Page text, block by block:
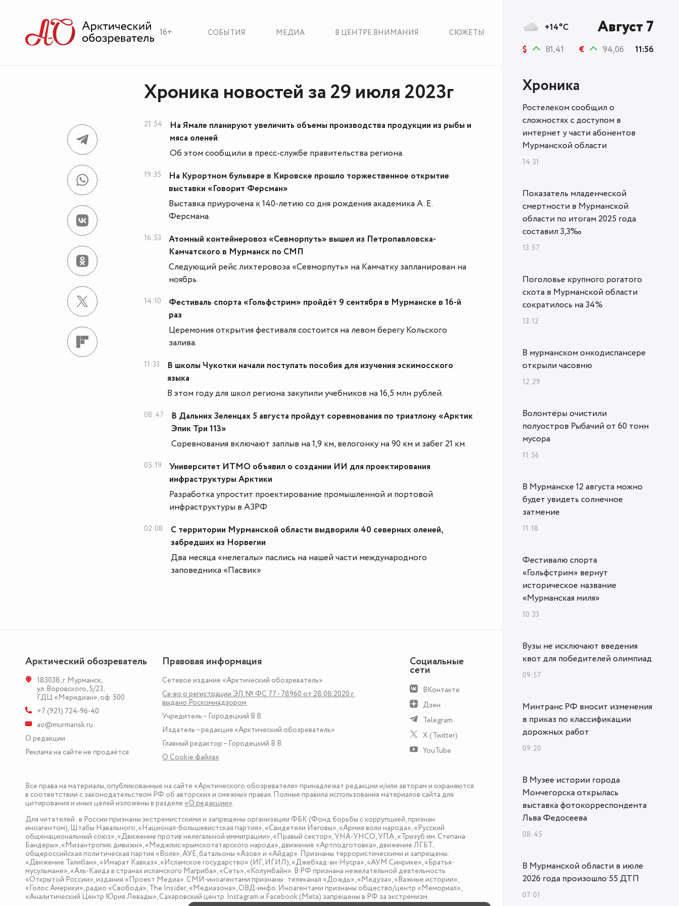
16+ СОБЫТИЯ МЕДИА В ЦЕНТРЕ ВНИМАНИЯ СЮЖЕТЫ
Хроника новостей за 29 июля 2023г
21:54
На Ямале планируют увеличить объемы производства продукции из рыбы и
мяса оленей
Об этом сообщили в пресс-службе правительства региона.
19:35
На Курортном бульваре в Кировске прошло торжественное открытие
выставки «Говорит Ферсман»
Выставка приурочена к 140-летию со дня рождения академика А. Е.
Ферсмана.
16:53
Атомный контейнеровоз «Севморпуть» вышел из Петропавловска-
Камчатского в Мурманск по СМП
Следующий рейс лихтеровоза «Севморпуть» на Камчатку запланирован на
ноябрь.
14:10
Фестиваль спорта «Гольфстрим» пройдёт 9 сентября в Мурманске в 16-й
раз
Церемония открытия фестиваля состоится на левом берегу Кольского
залива.
11:33
В школы Чукотки начали поступать пособия для изучения эскимосского
языка
В этом году для школ региона закупили учебников на 16,5 млн рублей.
08:47
В Дальних Зеленцах 5 августа пройдут соревнования по триатлону «Арктик
Эпик Три 113»
Соревнования включают заплыв на 1,9 км, велогонку на 90 км и забег 21 км.
05:19
Университет ИТМО объявил о создании ИИ для проектирования
инфраструктуры Арктики
Разработка упростит проектирование промышленной и портовой
инфраструктуры в АЗРФ
02:08
С территории Мурманской области выдворили 40 северных оленей,
забредших из Норвегии
Два месяца «нелегалы» паслись на нашей части международного
заповедника «Пасвик»
Арктический обозреватель
183038,г. Мурманск,
ул. Воровского, 5/23,
ГДЦ «Меридиан», оф. 500
+7 (921) 724-96-40
ao@murmansk.ru
О редакции
Реклама на сайте не продаётся
Правовая информация
Сетевое издание «Арктический обозреватель»
Св-во о регистрации ЭЛ № ФС 77 - 78960 от 28.08.2020 г.
выдано Роскомнадзором
Учредитель – Городецкий В.В.
Издатель – редакция «Арктический обозреватель»
Главный редактор – Городецкий В.В.
О Сookie файлах
Социальные
сети
ВКонтакте
Дзен
Telegram
X (Twitter)
YouTube
Все права на материалы, опубликованные на сайте «Арктического обозревателя» принадлежат редакции и/или авторам и охраняются
в соответствии с законодательством РФ об авторских и смежных правах. Полные правила использования материалов сайта для
цитирования и иных целей изложены в разделе«О редакции».
Для читателей: в России признаны экстремистскими и запрещены организации ФБК (Фонд борьбы с коррупцией, признан
иноагентом), Штабы Навального, «Национал-большевистская партия», «Свидетели Иеговы», «Армия воли народа», «Русский
общенациональный союз», «Движение против нелегальной иммиграции», «Правый сектор», УНА-УНСО, УПА, «Тризуб им. Степана
Бандеры», «Мизантропик дивижн», «Меджлис крымскотатарского народа», движение «Артподготовка», движение ЛГБТ,
общероссийская политическая партия «Воля», АУЕ, батальоны «Азов» и «Айдар». Признаны террористическими и запрещены:
«Движение Талибан», «Имарат Кавказ», «Исламское государство» (ИГ, ИГИЛ), «Джебхад-ан-Нусра», «АУМ Синрике», «Братья-
мусульмане», «Аль-Каида в странах исламского Магриба», «Сеть», «Колумбайн». В РФ признана нежелательной деятельность
«Открытой России», издания «Проект Медиа». СМИ-иноагентами признаны: телеканал «Дождь», «Медуза», «Важные истории»,
«Голос Америки», радио «Свобода», The Insider, «Медиазона», ОВД-инфо. Иноагентами признаны общество/центр «Мемориал»,
«Аналитический Центр Юрия Левады», Сахаровский центр. Instagram и Facebook (Metа) запрещены в РФ за экстремизм.
+14°C Август 7
$ 81,41 € 94,06 11:56
Хроника
Ростелеком сообщил о
сложностях с доступом в
интернет у части абонентов
Мурманской области
14:31
Показатель младенческой
смертности в Мурманской
области по итогам 2025 года
составил 3,3‰
13:57
Поголовье крупного рогатого
скота в Мурманской области
сократилось на 34%
13:12
В мурманском онкодиспансере
открыли часовню
12:29
Волонтёры очистили
полуостров Рыбачий от 60 тонн
мусора
11:56
В Мурманске 12 августа можно
будет увидеть солнечное
затмение
11:18
Фестивалю спорта
«Гольфстрим» вернут
историческое название
«Мурманская миля»
10:33
Вузы не исключают введения
квот для победителей олимпиад
09:57
Минтранс РФ вносит изменения
в приказ по классификации
дорожных работ
09:20
В Музее истории города
Мончегорска открылась
выставка фотокорреспондента
Льва Федосеева
08:45
В Мурманской области в июле
2026 года произошло 55 ДТП
07:01